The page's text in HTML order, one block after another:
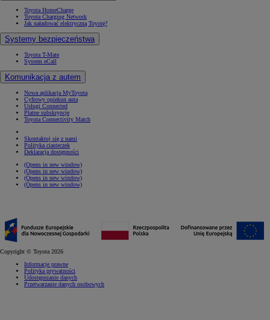
Toyota HomeCharge
Toyota Charging Network
Jak naładować elektryczną Toyotę?
Systemy bezpieczeństwa
Toyota T-Mate
System eCall
Komunikacja z autem
Nowa aplikacja MyToyota
Cyfrowy opiekun auta
Usługi Connected
Płatne subskrypcje
Toyota Connectivity Match
Skontaktuj się z nami
Polityka ciasteczek
Deklaracja dostępności
(Opens in new window)
(Opens in new window)
(Opens in new window)
(Opens in new window)
Copyright © Toyota 2026
Informacje prawne
Polityka prywatności
Udostępnianie danych
Przetwarzanie danych osobowych